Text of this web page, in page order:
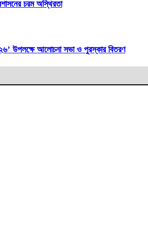
চরম অস্থিরতা
উপলক্ষে আলোচনা সভা ও পুরস্কার বিতরণ